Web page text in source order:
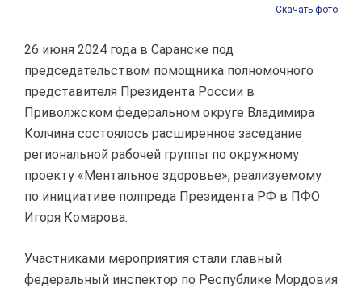
Скачать фото
26 июня 2024 года в Саранске под
председательством помощника полномочного
представителя Президента России в
Приволжском федеральном округе Владимира
Колчина состоялось расширенное заседание
региональной рабочей группы по окружному
проекту «Ментальное здоровье», реализуемому
по инициативе полпреда Президента РФ в ПФО
Игоря Комарова.
Участниками мероприятия стали главный
федеральный инспектор по Республике Мордовия